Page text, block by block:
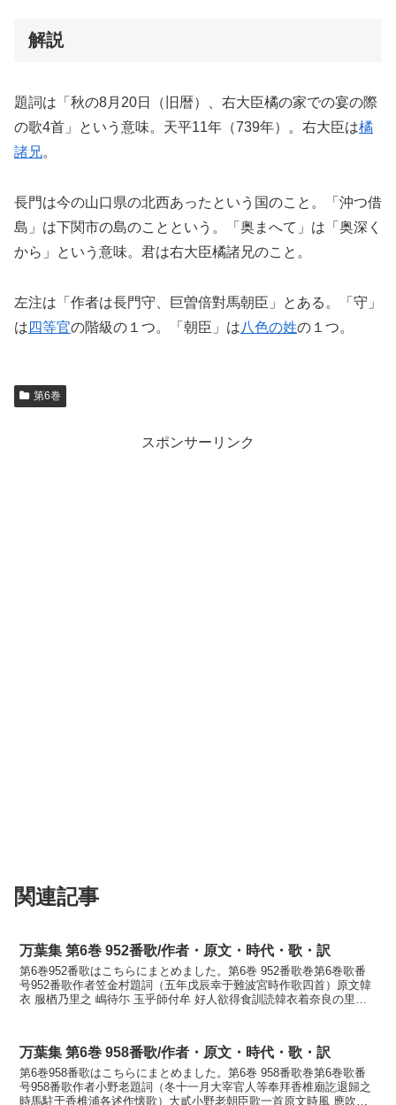
解説
題詞は「秋の8月20日（旧暦）、右大臣橘の家での宴の際
の歌4首」という意味。天平11年（739年）。右大臣は橘
諸兄。
長門は今の山口県の北西あったという国のこと。「沖つ借
島」は下関市の島のことという。「奥まへて」は「奥深く
から」という意味。君は右大臣橘諸兄のこと。
左注は「作者は長門守、巨曽倍對馬朝臣」とある。「守」
は 四等官の階級の１つ。「朝臣」は八色の姓の１つ。
第6巻
スポンサーリンク
関連記事
万葉集 第6巻 952番歌/作者・原文・時代・歌・訳
第6巻952番歌はこちらにまとめました。第6巻 952番歌巻第6巻歌番
号952番歌作者笠金村題詞（五年戊辰幸于難波宮時作歌四首）原文韓
衣 服楢乃里之 嶋待尓 玉乎師付牟 好人欲得食訓読韓衣着奈良の里の
万葉集 第6巻 958番歌/作者・原文・時代・歌・訳
第6巻958番歌はこちらにまとめました。第6巻 958番歌巻第6巻歌番
号958番歌作者小野老題詞（冬十一月大宰官人等奉拜香椎廟訖退歸之
時馬駐于香椎浦各述作懐歌）大貳小野老朝臣歌一首原文時風 應吹成